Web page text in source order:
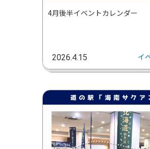
4月後半イベントカレンダー
2026.4.15 イ